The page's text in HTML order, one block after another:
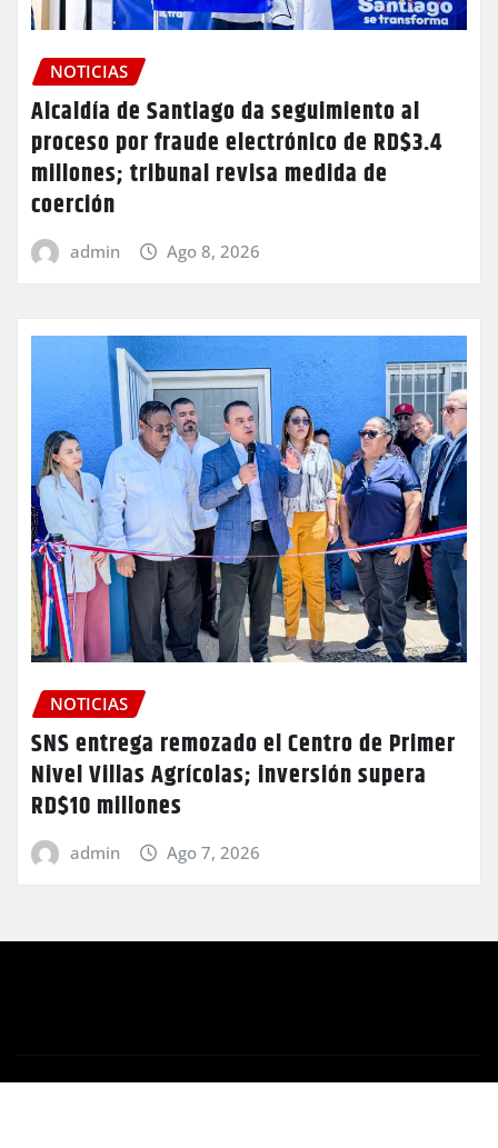
NOTICIAS
Alcaldía de Santiago da seguimiento al
proceso por fraude electrónico de RD$3.4
millones; tribunal revisa medida de
coerción
admin Ago 8, 2026
NOTICIAS
SNS entrega remozado el Centro de Primer
Nivel Villas Agrícolas; inversión supera
RD$10 millones
admin Ago 7, 2026